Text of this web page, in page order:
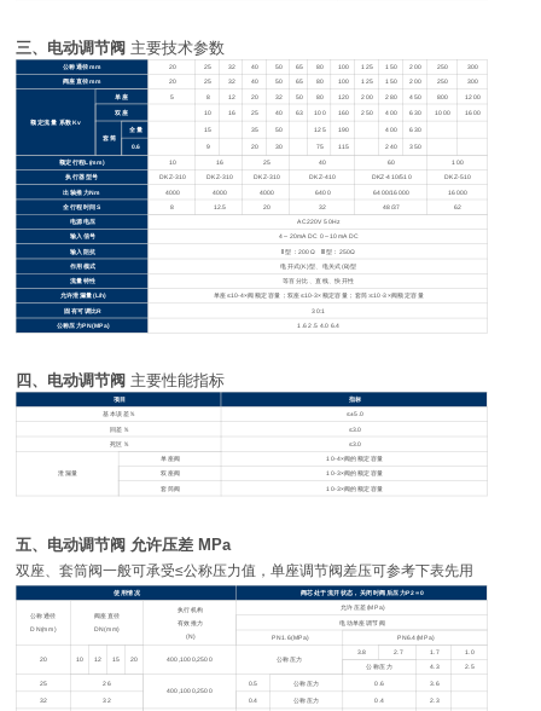
三、电动调节阀 主要技术参数
公称通径mm 20 25 32 40 50 65 80 100 125 150 200 250
300
阀座直径mm
20 25 32 40 50 65 80 100 125 150 200 250 300
额定流量 系数Kv
单座 5 8 12 20 32 50 80 120 200 280 450 800 1200
双座 10 16 25 40 63 100 160 250 400 630 1000 1600
套筒
全量 15 35 50 125 190 400 630
0.6 9 20 30 75 115 240 350
额定行程L(mm) 10 16 25 40 60
100
执行器型号
DKZ-310 DKZ-310 DKZ-310 DKZ-410 DKZ-410/510
DKZ-510
出轴推力Nm
4000 4000 4000 6400 6400/16000
16000
全行程时间S
8 12.5 20 32 48/37
62
电源电压
AC220V 50Hz
输入信号
4～20mA DC 0～10mA DC
输入阻抗
Ⅱ型：200Ω Ⅲ型：250Ω
作用模式
电开式(K)型、电关式(B)型
流量特性
等百分比、直线、快开性
允许泄漏量(L/h)
单座≤10-4×阀额定容量；双座≤10-3×额定容量；套筒:≤10-3×阀额定容量
固有可调比R
30:1
公称压力PN(MPa)
1.6 2.5 4.0 6.4
四、电动调节阀 主要性能指标
项目
指标
基本误差％
≤±5.0
回差％
≤3.0
死区％
≤3.0
泄漏量
单座阀 10-4×阀的额定容量
双座阀
10-3×阀的额定容量
套筒阀
10-3×阀的额定容量
五、电动调节阀 允许压差 MPa
双座、套筒阀一般可承受≤公称压力值，单座调节阀差压可参考下表先用
使用情况 阀芯处于流开状态，关闭时阀后压力P2＝0
公称通径
DN(mm)
阀座直径
DN(mm)
执行机构
有效推力
(N)
允许压差(MPa)
电动单座调节阀
PN1.6(MPa)
PN6.4(MPa)
20 10 12 15 20 400,1000,2500 公称压力
3.8 2.7 1.7
1.0
公称压力
4.3 2.5
25
26
400,1000,2500
0.5 公称压力 0.6 3.6
32 32 0.4 公称压力 0.4 2.3